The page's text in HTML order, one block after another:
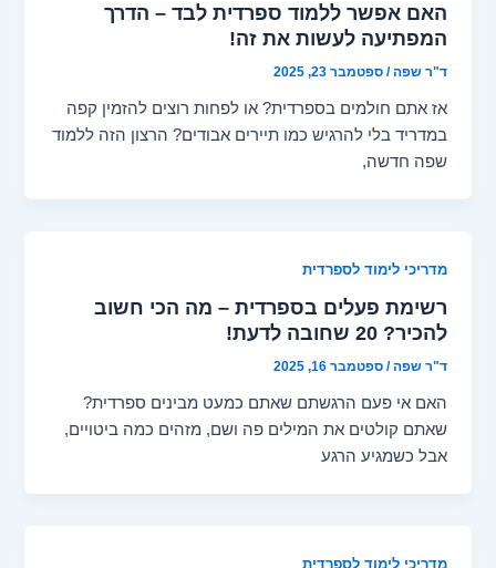
האם אפשר ללמוד ספרדית לבד – הדרך
המפתיעה לעשות את זה!
ד"ר שפה/ספטמבר 23, 2025
אז אתם חולמים בספרדית? או לפחות רוצים להזמין קפה
במדריד בלי להרגיש כמו תיירים אבודים? הרצון הזה ללמוד
שפה חדשה,
מדריכי לימוד לספרדית
רשימת פעלים בספרדית – מה הכי חשוב
להכיר? 20 שחובה לדעת!
ד"ר שפה/ספטמבר 16, 2025
האם אי פעם הרגשתם שאתם כמעט מבינים ספרדית?
שאתם קולטים את המילים פה ושם, מזהים כמה ביטויים,
אבל כשמגיע הרגע
מדריכי לימוד לספרדית